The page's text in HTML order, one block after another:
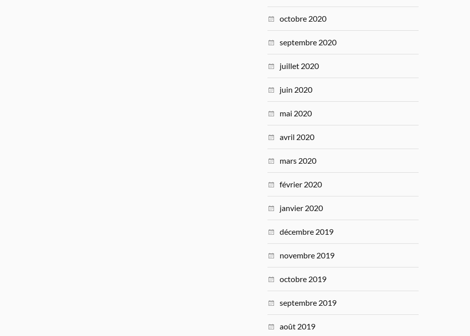
octobre 2020
septembre 2020
juillet 2020
juin 2020
mai 2020
avril 2020
mars 2020
février 2020
janvier 2020
décembre 2019
novembre 2019
octobre 2019
septembre 2019
août 2019